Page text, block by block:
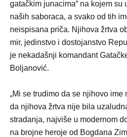
gatačkim junacima“ na kojem su
naših saboraca, a svako od tih
neispisana priča. Njihova žrtva
mir, jedinstvo i dostojanstvo
je nekadašnji komandant
Boljanović.
„Mi se trudimo da se njihovo
da njihova žrtva nije bila
stradanja, najviše u modernom
na brojne heroje od Bogdana